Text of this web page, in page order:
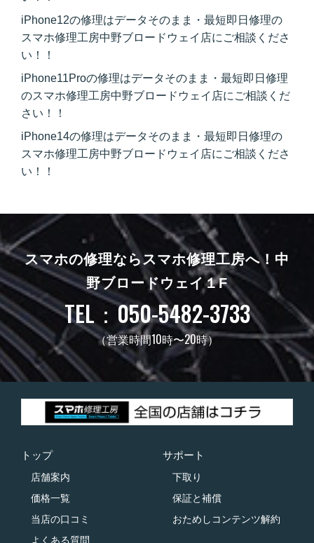
iPhone12の修理はデータそのまま・最短即日修理の
スマホ修理工房中野ブロードウェイ店にご相談くださ
い！！
iPhone11Proの修理はデータそのまま・最短即日修理
のスマホ修理工房中野ブロードウェイ店にご相談くだ
さい！！
iPhone14の修理はデータそのまま・最短即日修理の
スマホ修理工房中野ブロードウェイ店にご相談くださ
い！！
スマホの修理ならスマホ修理工房へ！ 中
野ブロードウェイ１F
TEL：050-5482-3733
（営業時間10時〜20時）
トップ
店舗案内
価格一覧
当店の口コミ
よくある質問
サポート
下取り
保証と補償
おためしコンテンツ解約